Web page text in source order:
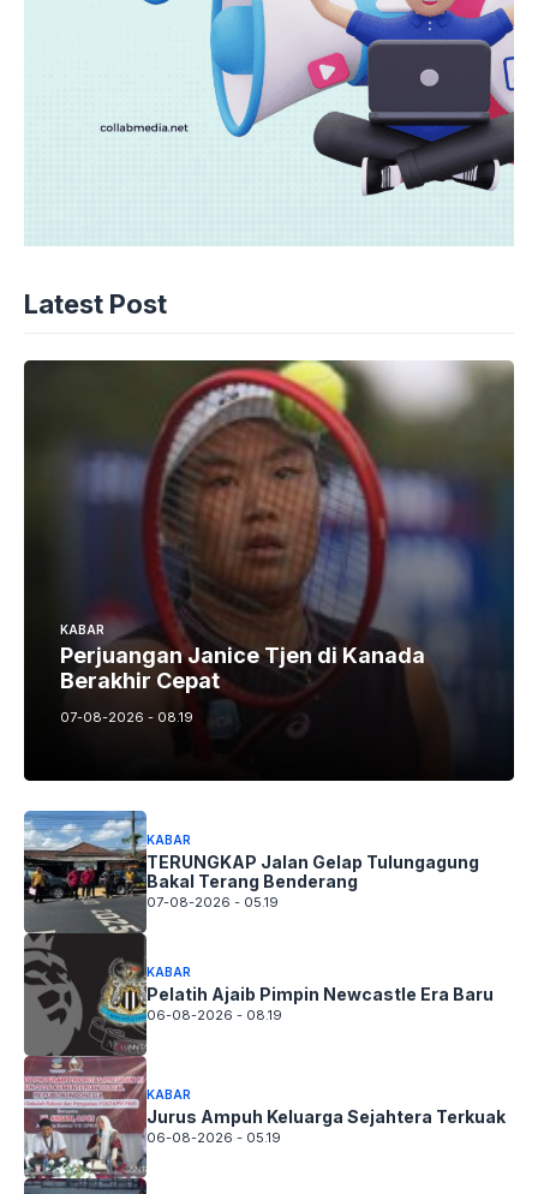
Latest Post
KABAR
Perjuangan Janice Tjen di Kanada
Berakhir Cepat
07-08-2026 - 08.19
KABAR
TERUNGKAP Jalan Gelap Tulungagung
Bakal Terang Benderang
07-08-2026 - 05.19
KABAR
Pelatih Ajaib Pimpin Newcastle Era Baru
06-08-2026 - 08.19
KABAR
Jurus Ampuh Keluarga Sejahtera Terkuak
06-08-2026 - 05.19